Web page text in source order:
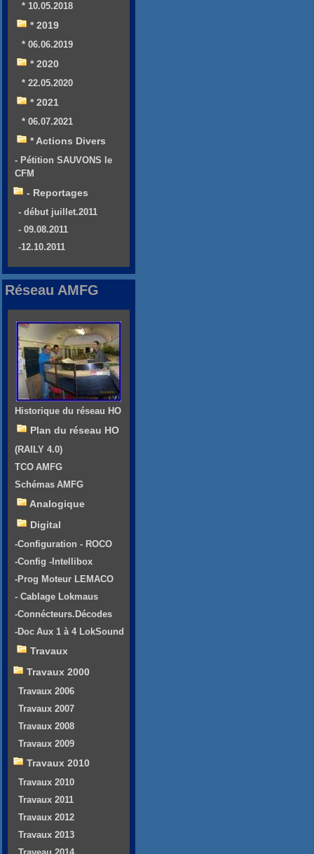
* 10.05.2018
* 2019
* 06.06.2019
* 2020
* 22.05.2020
* 2021
* 06.07.2021
* Actions Divers
- Pétition SAUVONS le
CFM
- Reportages
- début juillet.2011
- 09.08.2011
-12.10.2011
Réseau AMFG
Historique du réseau HO
Plan du réseau HO
(RAILY 4.0)
TCO AMFG
Schémas AMFG
Analogique
Digital
-Configuration - ROCO
-Config -Intellibox
-Prog Moteur LEMACO
- Cablage Lokmaus
-Connécteurs.Décodes
-Doc Aux 1 à 4 LokSound
Travaux
Travaux 2000
Travaux 2006
Travaux 2007
Travaux 2008
Travaux 2009
Travaux 2010
Travaux 2010
Travaux 2011
Travaux 2012
Travaux 2013